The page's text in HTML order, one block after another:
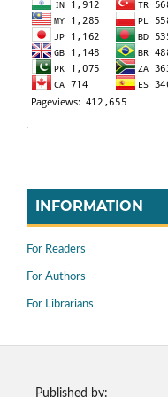
INFORMATION
For Readers
For Authors
For Librarians
Published by: